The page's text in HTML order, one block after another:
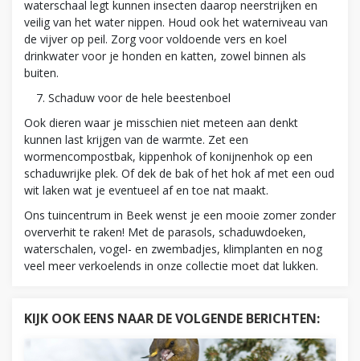
waterschaal legt kunnen insecten daarop neerstrijken en
veilig van het water nippen. Houd ook het waterniveau van
de vijver op peil. Zorg voor voldoende vers en koel
drinkwater voor je honden en katten, zowel binnen als
buiten.
Schaduw voor de hele beestenboel
Ook dieren waar je misschien niet meteen aan denkt
kunnen last krijgen van de warmte. Zet een
wormencompostbak, kippenhok of konijnenhok op een
schaduwrijke plek. Of dek de bak of het hok af met een oud
wit laken wat je eventueel af en toe nat maakt.
Ons tuincentrum in Beek wenst je een mooie zomer zonder
oververhit te raken! Met de parasols, schaduwdoeken,
waterschalen, vogel- en zwembadjes, klimplanten en nog
veel meer verkoelends in onze collectie moet dat lukken.
KIJK OOK EENS NAAR DE VOLGENDE BERICHTEN: